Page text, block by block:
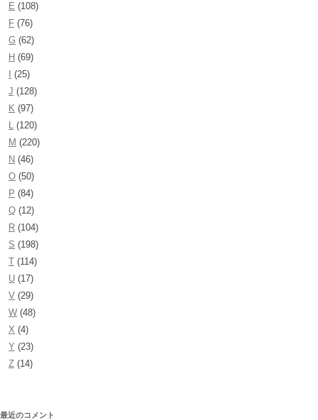
E (108)
F (76)
G (62)
H (69)
(25)
J (128)
K (97)
L (120)
M (220)
N (46)
O (50)
P (84)
Q (12)
R (104)
S (198)
T (114)
U (17)
V (29)
W (48)
X (4)
Y (23)
Z (14)
最近のコメント